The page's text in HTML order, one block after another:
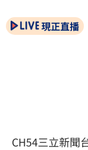
現正直播
CH54三立新聞